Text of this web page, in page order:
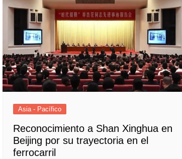
Asia - Pacífico
Reconocimiento a Shan Xinghua en
Beijing por su trayectoria en el
ferrocarril